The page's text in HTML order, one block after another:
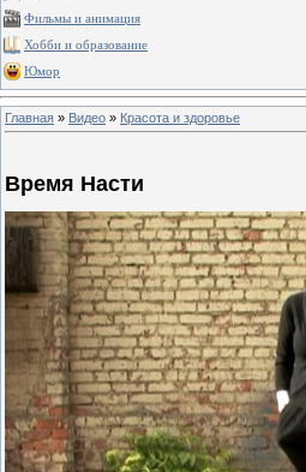
Фильмы и анимация
Хобби и образование
Юмор
Главная » Видео » Красота и здоровье
Время Насти